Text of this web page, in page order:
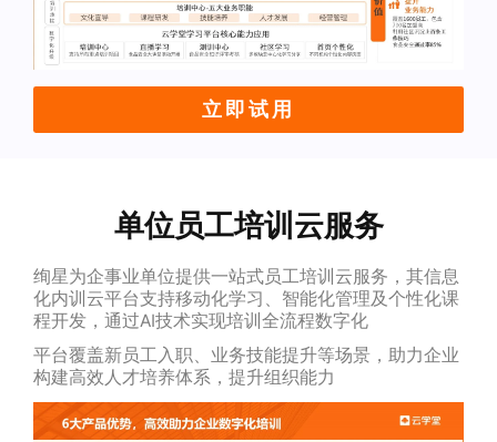
立即试用
单位员工培训云服务
绚星为企事业单位提供一站式员工培训云服务，其信息
化内训云平台支持移动化学习、智能化管理及个性化课
程开发，通过AI技术实现培训全流程数字化
平台覆盖新员工入职、业务技能提升等场景，助力企业
构建高效人才培养体系，提升组织能力